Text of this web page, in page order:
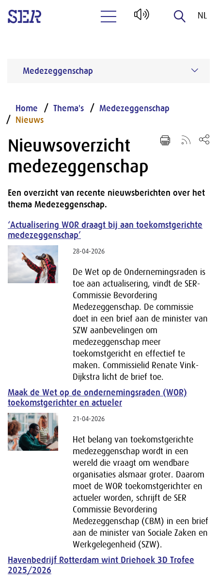
NL
Medezeggenschap
Home Thema's
Medezeggenschap
Nieuws
Nieuwsoverzicht
medezeggenschap
Een overzicht van recente nieuwsberichten over het
thema Medezeggenschap.
‘Actualisering WOR draagt bij aan toekomstgerichte
medezeggenschap’
28-04-2026
De Wet op de Ondernemingsraden is
toe aan actualisering, vindt de SER-
Commissie Bevordering
Medezeggenschap. De commissie
doet in een brief aan de minister van
SZW aanbevelingen om
medezeggenschap meer
toekomstgericht en effectief te
maken. Commissielid Renate Vink-
Dijkstra licht de brief toe.
Maak de Wet op de ondernemingsraden (WOR)
toekomstgerichter en actueler
21-04-2026
Het belang van toekomstgerichte
medezeggenschap wordt in een
wereld die vraagt om wendbare
organisaties alsmaar groter. Daarom
moet de WOR toekomstgerichter en
actueler worden, schrijft de SER
Commissie Bevordering
Medezeggenschap (CBM) in een brief
aan de minister van Sociale Zaken en
Werkgelegenheid (SZW).
Havenbedrijf Rotterdam wint Driehoek 3D Trofee
2025/2026